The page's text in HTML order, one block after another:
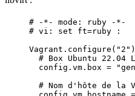
# -*- mode: ruby -*-
# vi: set ft=ruby :
Vagrant . configure ( " 2 "
# Box Ubuntu
config. vm . box = "
# Nom d'hôte de la